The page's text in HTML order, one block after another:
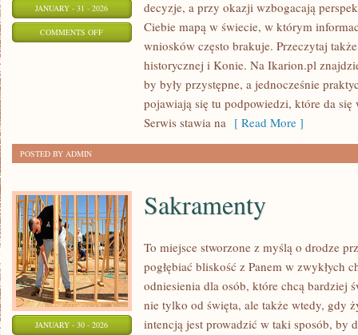
JANUARY - 31 - 2026
COMMENTS OFFON
CIEKAWOSTKI
decyzje, a przy okazji wzbogacają
Ciebie mapą w świecie, w którym
wniosków często brakuje. Przeczytaj
historycznej i Konie. Na Ikarion.pl
by były przystępne, a jednocześnie
pojawiają się tu podpowiedzi, które da
Serwis stawia na [ Read More ]
POSTED BY ADMIN
JANUARY - 30 - 2026
Sakramenty
To miejsce stworzone z myślą o drodze
pogłębiać bliskość z Panem w zwykłych
odniesienia dla osób, które chcą bardziej
nie tylko od święta, ale także wtedy, gdy
intencją jest prowadzić w taki sposób, by